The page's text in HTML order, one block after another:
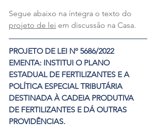
Segue abaixo na íntegra o texto do
projeto de lei em discussão na Casa.
PROJETO DE LEI Nº 5686/2022
EMENTA: INSTITUI O PLANO
ESTADUAL DE FERTILIZANTES E A
POLÍTICA ESPECIAL TRIBUTÁRIA
DESTINADA À CADEIA PRODUTIVA
DE FERTILIZANTES E DÁ OUTRAS
PROVIDÊNCIAS.